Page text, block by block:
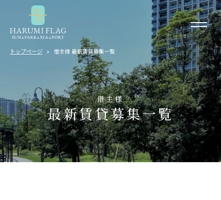
トップページ 借主様 最新賃貸募集一覧
借主様
最新賃貸募集一覧